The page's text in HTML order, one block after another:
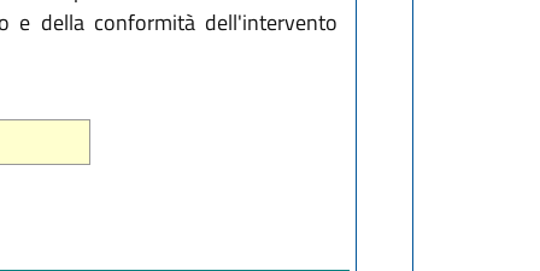
e della conformità dell'intervento